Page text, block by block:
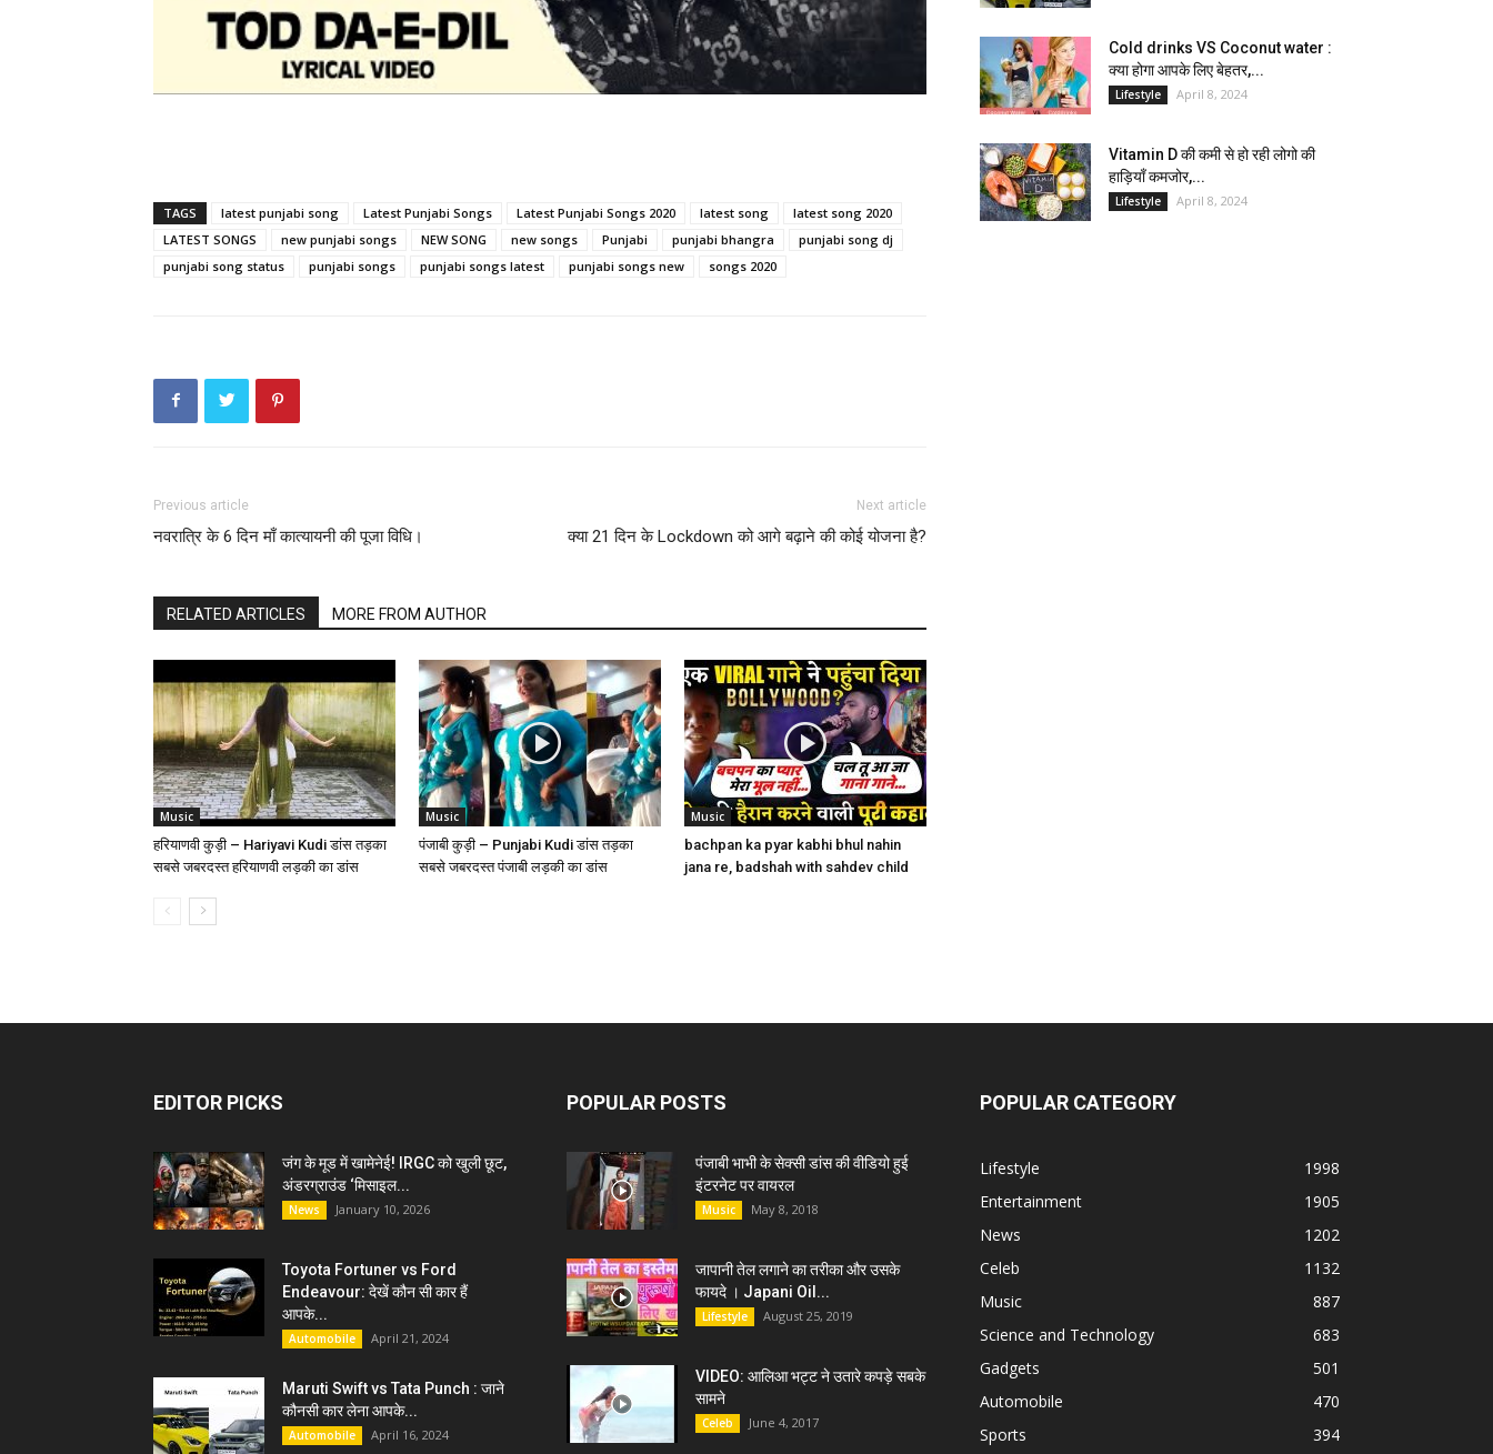
TAGS latest punjabi song Latest Punjabi Songs Latest Punjabi Songs 2020 latest song
latest song 2020
LATEST SONGS
new punjabi songs NEW SONG new songs Punjabi punjabi bhangra
punjabi song dj
punjabi song status
punjabi songs punjabi songs latest punjabi songs new songs 2020
Previous article
नवरात्रि के 6 दिन माँ कात्यायनी की पूजा विधि।
Next article
क्या 21 दिन के Lockdown को आगे बढ़ाने की कोई योजना है?
RELATED ARTICLES MORE FROM AUTHOR
Music
हरियाणवी कुड़ी – Hariyavi Kudi डांस तड़का
सबसे जबरदस्त हरियाणवी लड़की का डांस
Music
पंजाबी कुड़ी – Punjabi Kudi डांस तड़का
सबसे जबरदस्त पंजाबी लड़की का डांस
Music
bachpan ka pyar kabhi bhul nahin
jana re, badshah with sahdev child
Cold drinks VS Coconut water :
क्या होगा आपके लिए बेहतर,...
Lifestyle April 8, 2024
Vitamin D की कमी से हो रही लोगो की
हाड़ियाँ कमजोर,...
Lifestyle April 8, 2024
EDITOR PICKS
जंग के मूड में खामेनेई! IRGC को खुली छूट,
अंडरग्राउंड ‘मिसाइल...
News January 10, 2026
Toyota Fortuner vs Ford
Endeavour: देखें कौन सी कार हैं
आपके...
Automobile April 21, 2024
Maruti Swift vs Tata Punch : जाने
कौनसी कार लेना आपके...
Automobile April 16, 2024
POPULAR POSTS
पंजाबी भाभी के सेक्सी डांस की वीडियो हुई
इंटरनेट पर वायरल
Music May 8, 2018
जापानी तेल लगाने का तरीका और उसके
फायदे । Japani Oil...
Lifestyle August 25, 2019
VIDEO: आलिआ भट्ट ने उतारे कपड़े सबके
सामने
Celeb June 4, 2017
POPULAR CATEGORY
Lifestyle
1998
Entertainment
1905
News
1202
Celeb
1132
Music
887
Science and Technology
683
Gadgets
501
Automobile
470
Sports
394